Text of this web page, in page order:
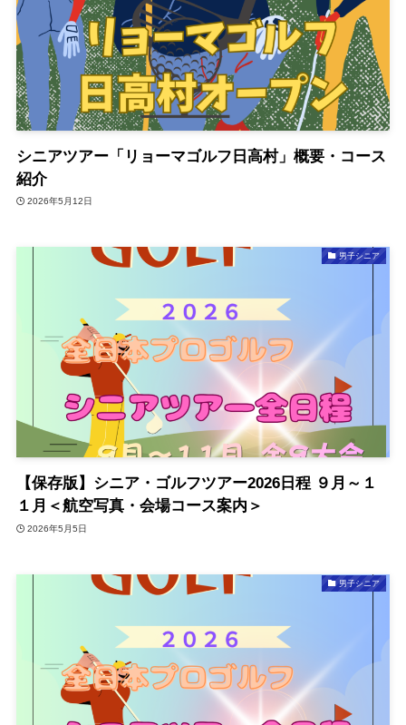
シニアツアー「リョーマゴルフ日高村」概要・コース
紹介
2026年5月12日
男子シニア
【保存版】シニア・ゴルフツアー2026日程 ９月～１
１月＜航空写真・会場コース案内＞
2026年5月5日
男子シニア